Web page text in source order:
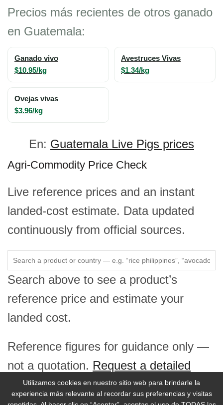
Utilizamos cookies en nuestro sitio web para brindarle la
experiencia más relevante al recordar sus preferencias y visitas
Precios más recientes de otros ganado
en Guatemala:
Ganado vivo
$10.95/kg
Avestruces Vivas
$1.34/kg
Ovejas vivas
$3.96/kg
En: Guatemala Live Pigs prices
Agri-Commodity Price Check
Live reference prices and an instant
landed-cost estimate. Data updated
continuously from official sources.
Search above to see a product’s
reference price and estimate your
landed cost.
Reference figures for guidance only —
not a quotation. Request a detailed
price report →